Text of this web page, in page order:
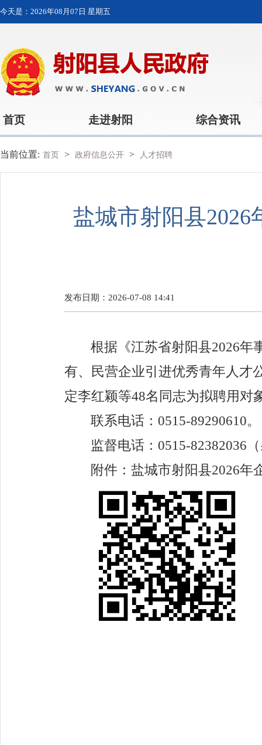
今天是： 2026年08月07日 星期五
首页 走进射阳 综合资讯
当前位置: 首页 > 政府信息公开 > 人才招聘
盐城市射阳县
发布日期：2026-07-08 14:41
根据《江苏省射阳县2026年
有、民营企业引进优秀青年人才
定李红颖等48名同志为拟聘用对
联系电话： 0515-89290610。
监督电话： 0515-82382036
附件：盐城市射阳县2026年